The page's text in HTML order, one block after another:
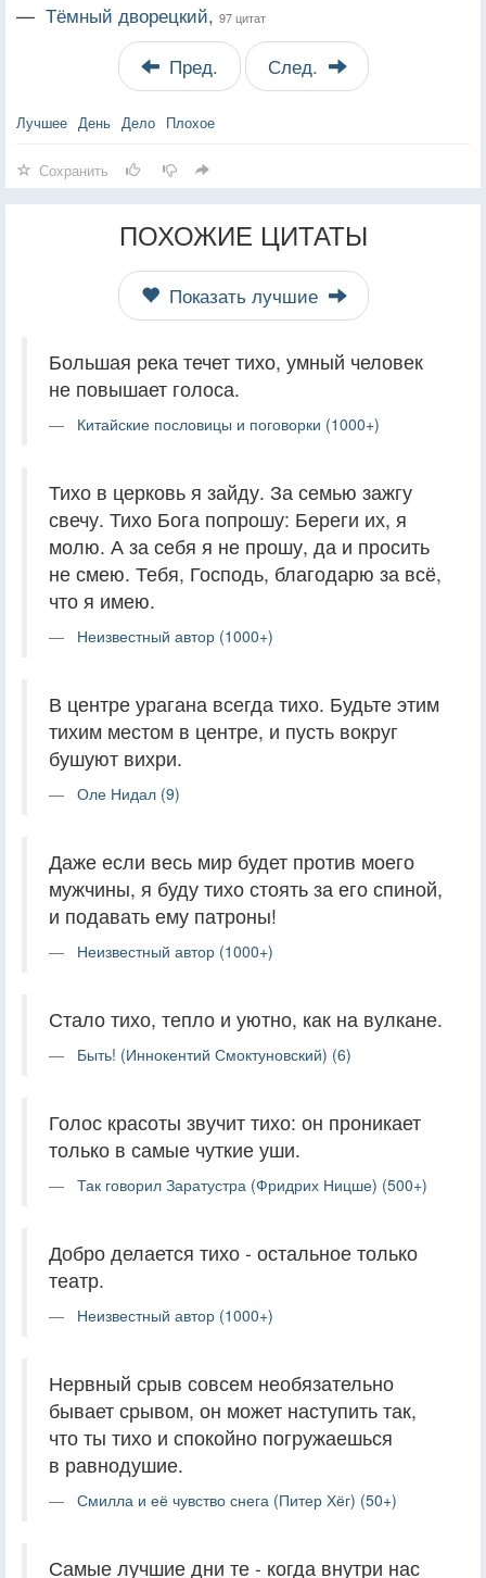
— Тёмный дворецкий, 97 цитат
Пред. След.
Лучшее День Дело Плохое
Сохранить
ПОХОЖИЕ ЦИТАТЫ
Показать лучшие
Большая река течет тихо, умный человек
не повышает голоса.
Китайские пословицы и поговорки (1000+)
Тихо в церковь я зайду. За семью зажгу
свечу. Тихо Бога попрошу: Береги их, я
молю. А за себя я не прошу, да и просить
не смею. Тебя, Господь, благодарю за всё,
что я имею.
Неизвестный автор (1000+)
В центре урагана всегда тихо. Будьте этим
тихим местом в центре, и пусть вокруг
бушуют вихри.
Оле Нидал (9)
Даже если весь мир будет против моего
мужчины, я буду тихо стоять за его спиной,
и подавать ему патроны!
Неизвестный автор (1000+)
Стало тихо, тепло и уютно, как на вулкане.
Быть! (Иннокентий Смоктуновский) (6)
Голос красоты звучит тихо: он проникает
только в самые чуткие уши.
Так говорил Заратустра (Фридрих Ницше) (500+)
Добро делается тихо - остальное только
театр.
Неизвестный автор (1000+)
Нервный срыв совсем необязательно
бывает срывом, он может наступить так,
что ты тихо и спокойно погружаешься
в равнодушие.
Смилла и её чувство снега (Питер Хёг) (50+)
Самые лучшие дни те - когда внутри нас